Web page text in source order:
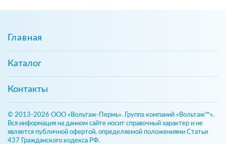
Главная
Каталог
Контакты
© 2013-2026 ООО «Вольтаж-Пермь». Группа компаний «Вольтаж™».
Вся информация на данном сайте носит справочный характер и не
является публичной офертой, определяемой положениями Статьи
437 Гражданского кодекса РФ.